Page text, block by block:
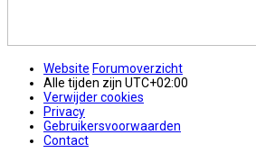
Website Forumoverzicht
Alle tijden zijn UTC+02:00
Verwijder cookies
Privacy
Gebruikersvoorwaarden
Contact